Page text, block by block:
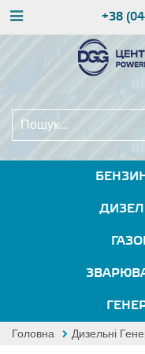
+38
Головна Дизельні